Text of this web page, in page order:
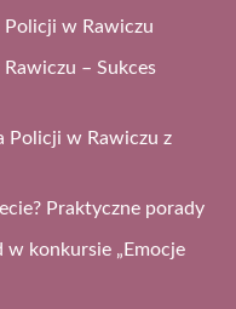
w Rawiczu
– Sukces
Policji w Rawiczu z
Praktyczne porady
konkursie „Emocje